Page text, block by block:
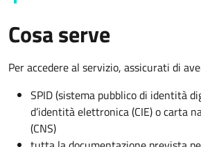
Cosa serve
Per accedere al servizio, assicurati di
SPID (sistema pubblico di identità
d’identità elettronica (CIE) o carta
(CNS)